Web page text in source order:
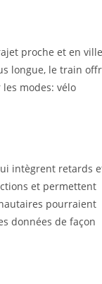
proche et en
longue, le train
modes: vélo
intègrent retards
et permettent
pourraient
données de façon